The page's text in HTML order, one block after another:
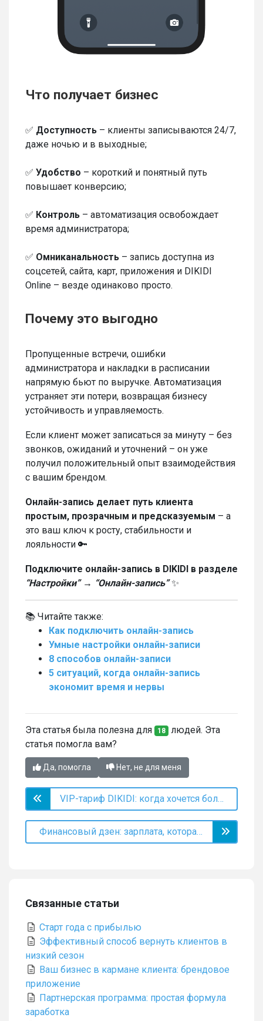
Что получает бизнес
✅ Доступность – клиенты записываются 24/7,
даже ночью и в выходные;
✅ Удобство – короткий и понятный путь
повышает конверсию;
✅ Контроль – автоматизация освобождает
время администратора;
✅ Омниканальность – запись доступна из
соцсетей, сайта, карт, приложения и DIKIDI
Online – везде одинаково просто.
Почему это выгодно
Пропущенные встречи, ошибки
администратора и накладки в расписании
напрямую бьют по выручке. Автоматизация
устраняет эти потери, возвращая бизнесу
устойчивость и управляемость.
Если клиент может записаться за минуту – без
звонков, ожиданий и уточнений – он уже
получил положительный опыт взаимодействия
с вашим брендом.
Онлайн-запись делает путь клиента
простым, прозрачным и предсказуемым – а
это ваш ключ к росту, стабильности и
лояльности 🔑
Подключите онлайн-запись в DIKIDI в разделе
“Настройки” → “Онлайн-запись”✨
📚 Читайте также:
Как подключить онлайн-запись
Умные настройки онлайн-записи
8 способов онлайн-записи
5 ситуаций, когда онлайн-запись
экономит время и нервы
Эта статья была полезна для 18 людей. Эта
статья помогла вам?
Да, помогла Нет, не для меня
VIP-тариф DIKIDI: когда хочется большего
Финансовый дзен: зарплата, которая считает себя сама
Связанные статьи
Старт года с прибылью
Эффективный способ вернуть клиентов в
низкий сезон
Ваш бизнес в кармане клиента: брендовое
приложение
Партнерская программа: простая формула
заработка